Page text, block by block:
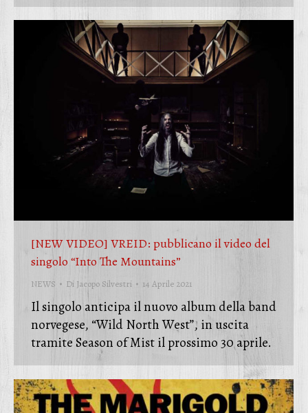
[NEW VIDEO] VREID: pubblicano il video del
singolo “Into The Mountains”
NEWS Di Jacopo Silvestri 14 Aprile 2021
Il singolo anticipa il nuovo album della band
norvegese, “Wild North West”, in uscita
tramite Season of Mist il prossimo 30 aprile.